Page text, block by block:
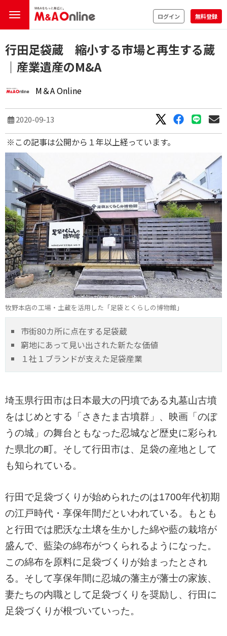
ログイン 無料登録
行田足袋蔵 縮小する市場と再生する蔵
｜産業遺産のM&A
M＆A Online
2020-09-13
※この記事は公開から１年以上経っています。
牧野本店の工場・土蔵を活用した「足袋とくらしの博物館」
市街80カ所に点在する足袋蔵
窮地にあって見い出された新たな価値
１社１ブランドが支えた足袋産業
埼玉県行田市は日本最大の円墳である丸墓山古墳
をはじめとする「さきたま古墳群」、映画「のぼ
うの城」の舞台ともなった忍城など歴史に彩られ
た県北の町。そして行田市は、足袋の産地として
も知られている。
行田で足袋づくりが始められたのは1700年代初期
の江戸時代・享保年間だといわれている。もとも
と行田では肥沃な土壌を生かした綿や藍の栽培が
盛んで、藍染の綿布がつくられるようになった。
この綿布を原料に足袋づくりが始まったとされ
る。そして享保年間に忍城の藩主が藩士の家族、
妻たちの内職として足袋づくりを奨励し、行田に
足袋づくりが根づいていった。